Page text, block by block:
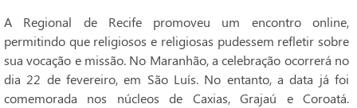
A Regional de Recife promoveu um encontro online,
permitindo que religiosos e religiosas pudessem refletir sobre
sua vocação e missão. No Maranhão, a celebração ocorrerá no
dia 22 de fevereiro, em São Luís. No entanto, a data já foi
comemorada nos núcleos de Caxias, Grajaú e Coroatá.